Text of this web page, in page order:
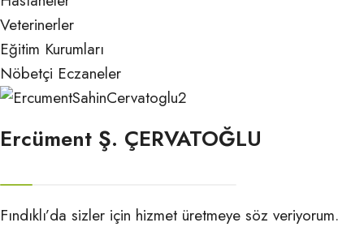
Veterinerler
Eğitim Kurumları
Nöbetçi Eczaneler
Ercüment Ş. ÇERVATOĞLU
Fındıklı’da sizler için hizmet üretmeye söz veriyorum.